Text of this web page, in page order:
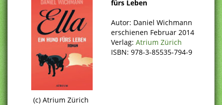
(c) Atrium Zürich
fürs Leben
Autor: Daniel Wichmann
erschienen Februar 2014
Verlag: Atrium Zürich
ISBN: 978-3-85535-794-9